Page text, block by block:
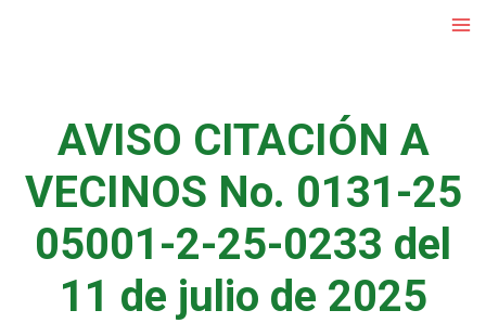
AVISO CITACIÓN A
VECINOS No. 0131-25
05001-2-25-0233 del
11 de julio de 2025